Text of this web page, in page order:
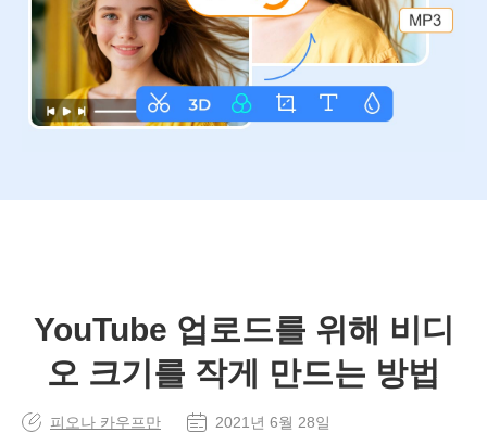
YouTube 업로드를 위해 비디
오 크기를 작게 만드는 방법
피오나 카우프만
2021년 6월 28일